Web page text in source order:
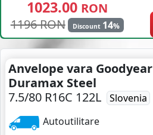
1023.00 RON
1196 RON
Discount 14%
Anvelope vara Goodyear
Duramax Steel
7.5/80 R16C 122L
Slovenia
Autoutilitare